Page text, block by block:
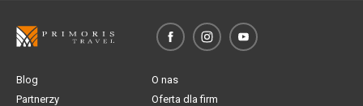
Blog
O nas
Partnerzy
Oferta dla firm